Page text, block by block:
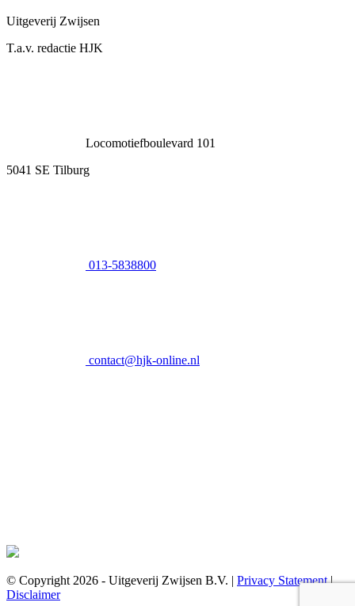
Uitgeverij Zwijsen
T.a.v. redactie HJK
Locomotiefboulevard 101
5041 SE Tilburg
013-5838800
contact@hjk-online.nl
© Copyright 2026 - Uitgeverij Zwijsen B.V. | Privacy Statement|
Disclaimer